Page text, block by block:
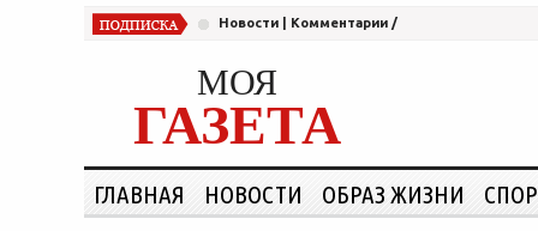
Новости Комментарии /
МОЯ
ГАЗЕТА
ГЛАВНАЯ НОВОСТИ ОБРАЗ ЖИЗНИ